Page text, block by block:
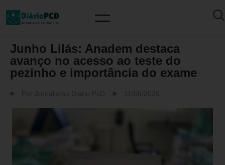
Junho Lilás: Anadem destaca
avanço no acesso ao teste do
pezinho e importância do exame